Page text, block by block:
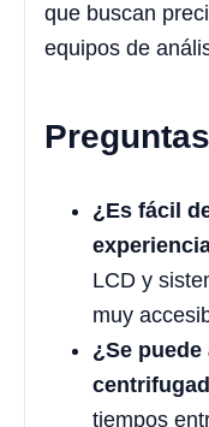
que buscan
equipos de
¿Es fácil
LCD y
muy
¿Se
tiempos